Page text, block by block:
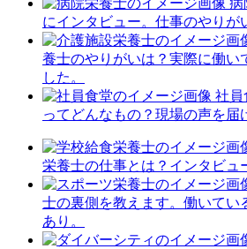
病
にインタビュー。仕事のやりが
養士のやりがいは？実際に働い
した。
社員
ってどんなもの？現場の声を届
栄養士の仕事とは？インタビュ
士の裏側を教えます。働いてい
あり。